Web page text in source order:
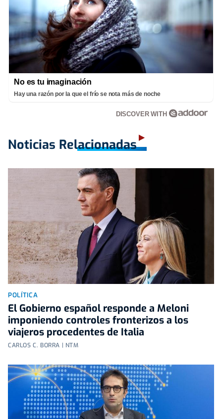
No es tu imaginación
Hay una razón por la que el frío se nota más de noche
DISCOVER WITH
Noticias Relacionadas
POLÍTICA
El Gobierno español responde a Meloni
imponiendo controles fronterizos a los
viajeros procedentes de Italia
CARLOS C. BORRA | NTM